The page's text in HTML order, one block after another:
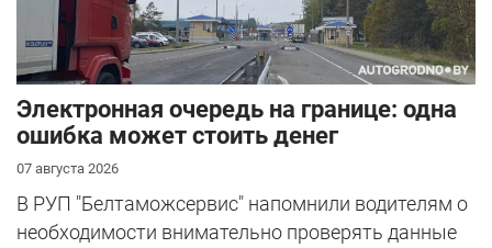
Электронная очередь на границе: одна
ошибка может стоить денег
07 августа 2026
В РУП "Белтаможсервис" напомнили водителям о
необходимости внимательно проверять данные